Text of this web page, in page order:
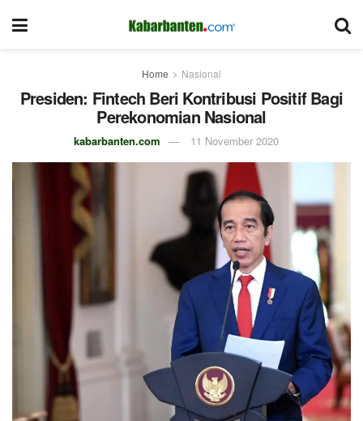
Home Nasional
Presiden: Fintech Beri Kontribusi Positif Bagi
Perekonomian Nasional
kabarbanten.com 11 November 2020